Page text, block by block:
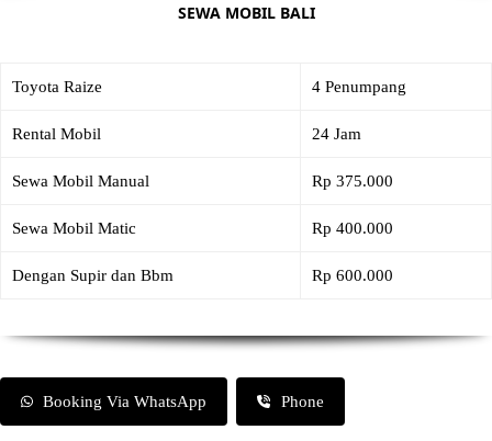
SEWA MOBIL BALI
Toyota Raize 4 Penumpang
Rental Mobil 24 Jam
Sewa Mobil Manual Rp 375.000
Sewa Mobil Matic Rp 400.000
Dengan Supir dan Bbm Rp 600.000
Booking Via WhatsApp Phone